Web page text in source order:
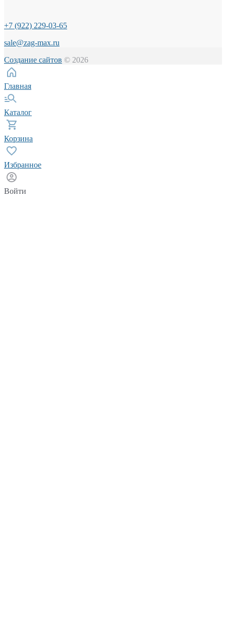
+7 (922) 229-03-65
sale@zag-max.ru
Создание сайтов © 2026
Главная
Каталог
Корзина
Избранное
Войти